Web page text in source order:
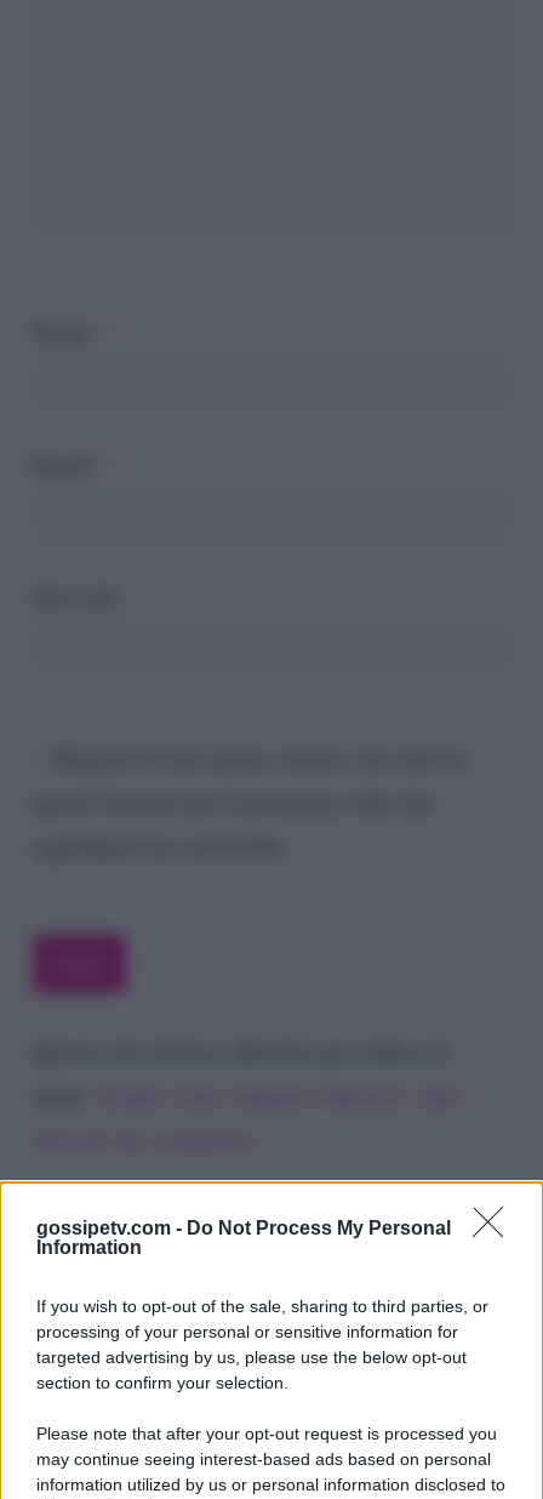
gossipetv.com - Do Not Process My Personal
Information
If you wish to opt-out of the sale, sharing to third parties, or
processing of your personal or sensitive information for
targeted advertising by us, please use the below opt-out
section to confirm your selection.
Please note that after your opt-out request is processed you
may continue seeing interest-based ads based on personal
information utilized by us or personal information disclosed to
Gossip e TV è un sito di MASTE S.r.l.
viale Luigi Majno n. 21 - 20129 Milano (MI)